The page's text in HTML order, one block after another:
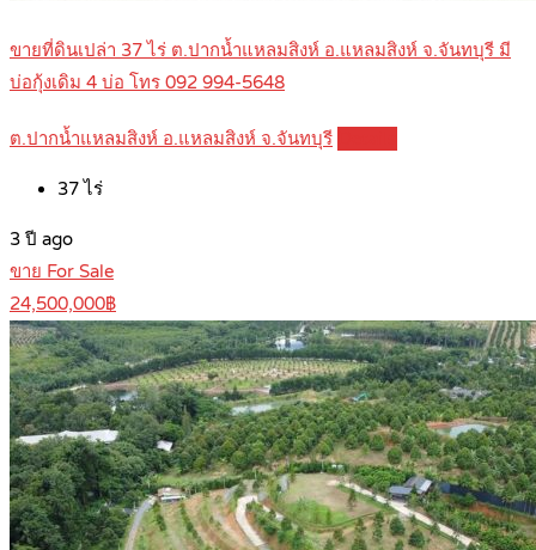
ขายที่ดินเปล่า 37 ไร่ ต.ปากน้ำแหลมสิงห์ อ.แหลมสิงห์ จ.จันทบุรี มี
บ่อกุ้งเดิม 4 บ่อ โทร 092 994-5648
ต.ปากน้ำแหลมสิงห์ อ.แหลมสิงห์ จ.จันทบุรี
37 ไร่
3 ปี ago
ขาย For Sale
24,500,000฿